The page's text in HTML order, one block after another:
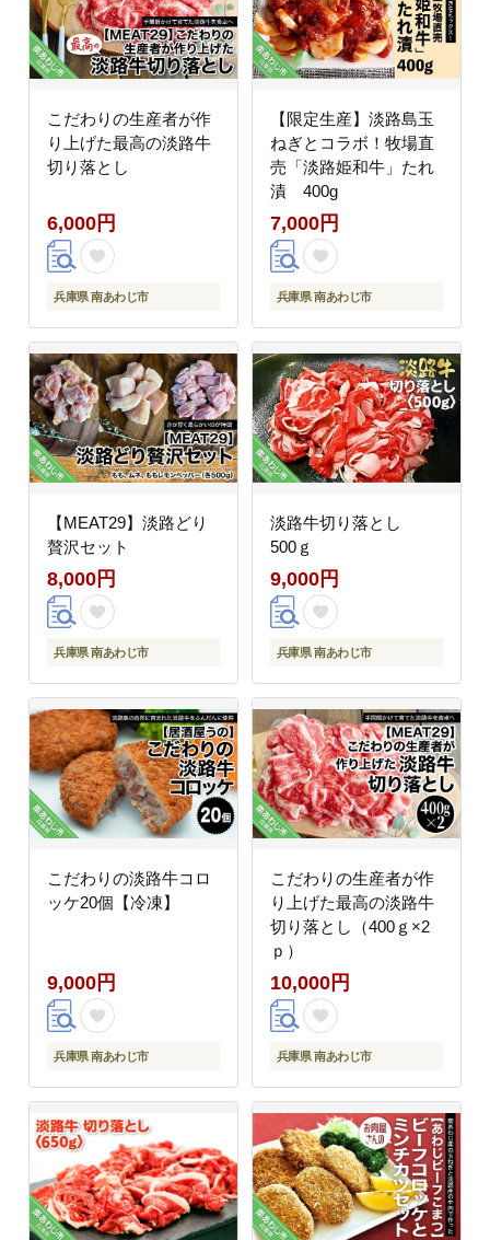
こだわりの生産者が作
り上げた最高の淡路牛
切り落とし
6,000円
兵庫県 南あわじ市
【限定生産】淡路島玉
ねぎとコラボ！牧場直
売「淡路姫和牛」たれ
漬 400g
7,000円
兵庫県 南あわじ市
【MEAT29】淡路どり
贅沢セット
8,000円
兵庫県 南あわじ市
淡路牛切り落とし
500ｇ
9,000円
兵庫県 南あわじ市
こだわりの淡路牛コロ
ッケ20個【冷凍】
9,000円
兵庫県 南あわじ市
こだわりの生産者が作
り上げた最高の淡路牛
切り落とし（400ｇ×2
ｐ）
10,000円
兵庫県 南あわじ市